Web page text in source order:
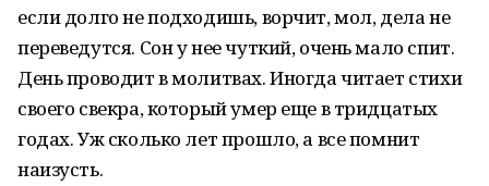
если долго не подходишь, ворчит, мол, дела не
переведутся. Сон у нее чуткий, очень мало спит.
День проводит в молитвах. Иногда читает стихи
своего свекра, который умер еще в тридцатых
годах. Уж сколько лет прошло, а все помнит
наизусть.